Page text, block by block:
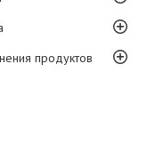
продуктов